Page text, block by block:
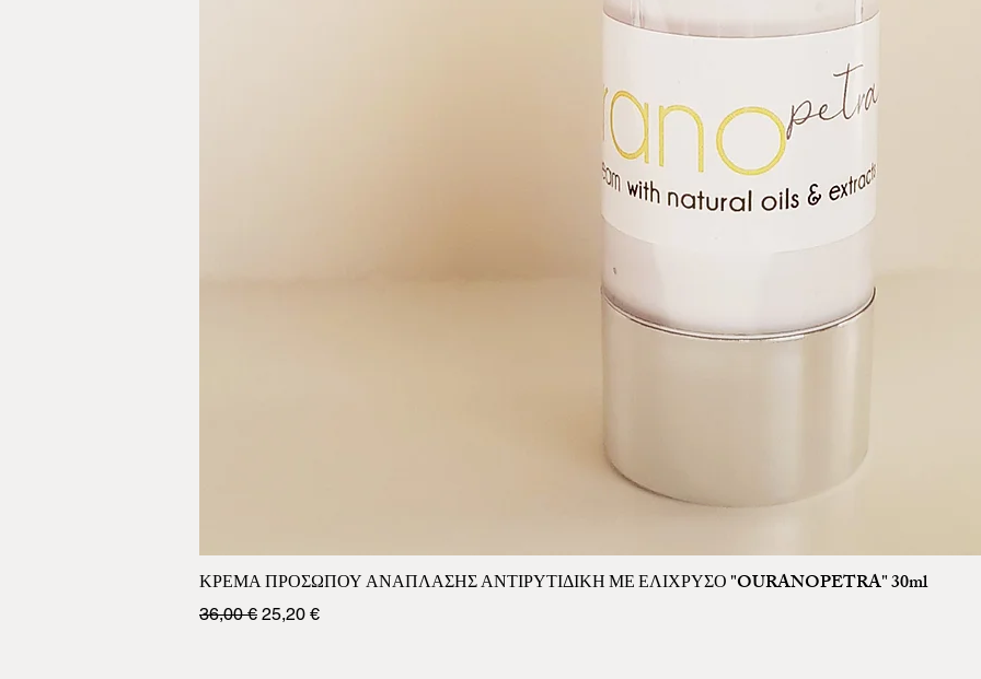
Γρήγορη προβολή
ΚΡΕΜΑ ΠΡΟΣΩΠΟΥ ΑΝΑΠΛΑΣΗΣ ΑΝΤΙΡΥΤΙΔΙΚΗ ΜΕ ΕΛΙΧΡΥΣΟ "OURANOPETRA" 30ml
Κανονική τιμή
36,00 € Τιμή Έκπτωσης
25,20 €